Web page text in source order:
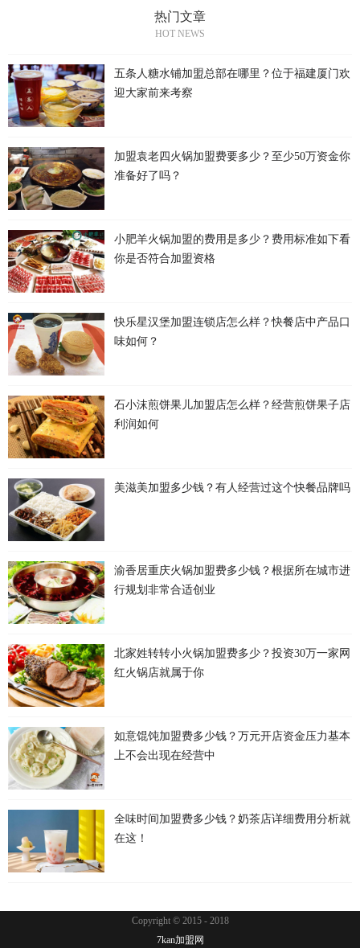
热门文章
HOT NEWS
五条人糖水铺加盟总部在哪里？位于福建厦门欢
迎大家前来考察
加盟袁老四火锅加盟费要多少？至少50万资金你
准备好了吗？
小肥羊火锅加盟的费用是多少？费用标准如下看
你是否符合加盟资格
快乐星汉堡加盟连锁店怎么样？快餐店中产品口
味如何？
石小沫煎饼果儿加盟店怎么样？经营煎饼果子店
利润如何
美滋美加盟多少钱？有人经营过这个快餐品牌吗
渝香居重庆火锅加盟费多少钱？根据所在城市进
行规划非常合适创业
北家姓转转小火锅加盟费多少？投资30万一家网
红火锅店就属于你
如意馄饨加盟费多少钱？万元开店资金压力基本
上不会出现在经营中
全味时间加盟费多少钱？奶茶店详细费用分析就
在这！
Copyright © 2015 - 2018
7kan加盟网